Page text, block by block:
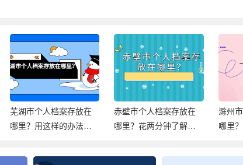
赤壁市个人档案存放在
哪里？花两分钟了解档
滁州市个人档案存放在
哪里？更加全面的剖析
化州
哪里